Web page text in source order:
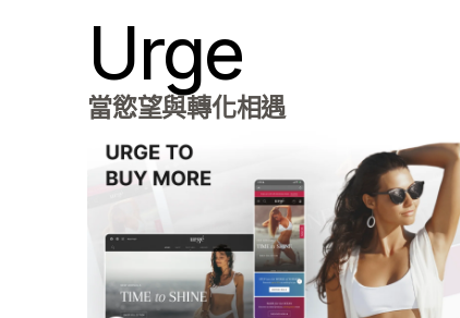
Urge
當慾望與轉化相遇